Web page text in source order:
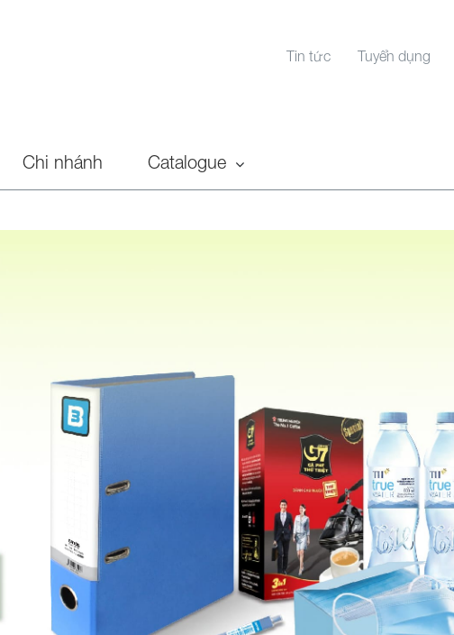
Tin tức Tuyển dụng
Chi nhánh Catalogue